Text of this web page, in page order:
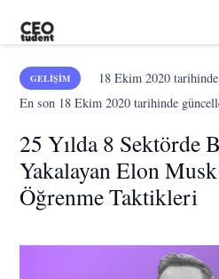
GELIŞIM 18 Ekim 2020
En son 18 Ekim 2020 tarihinde
25 Yılda 8 Sektörde
Yakalayan Elon
Öğrenme Taktikleri